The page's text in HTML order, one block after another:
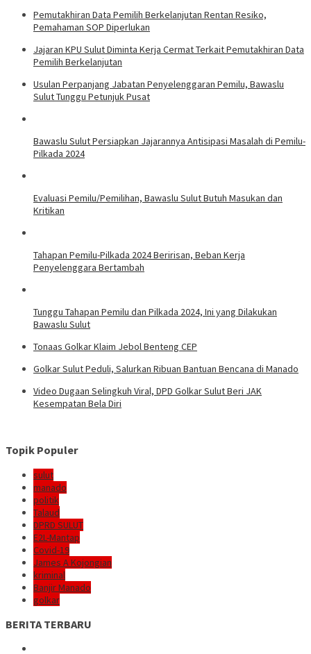
Pemutakhiran Data Pemilih Berkelanjutan Rentan Resiko,
Pemahaman SOP Diperlukan
Jajaran KPU Sulut Diminta Kerja Cermat Terkait Pemutakhiran Data
Pemilih Berkelanjutan
Usulan Perpanjang Jabatan Penyelenggaran Pemilu, Bawaslu
Sulut Tunggu Petunjuk Pusat
Bawaslu Sulut Persiapkan Jajarannya Antisipasi Masalah di Pemilu-
Pilkada 2024
Evaluasi Pemilu/Pemilihan, Bawaslu Sulut Butuh Masukan dan
Kritikan
Tahapan Pemilu-Pilkada 2024 Beririsan, Beban Kerja
Penyelenggara Bertambah
Tunggu Tahapan Pemilu dan Pilkada 2024, Ini yang Dilakukan
Bawaslu Sulut
Tonaas Golkar Klaim Jebol Benteng CEP
Golkar Sulut Peduli, Salurkan Ribuan Bantuan Bencana di Manado
Video Dugaan Selingkuh Viral, DPD Golkar Sulut Beri JAK
Kesempatan Bela Diri
Topik Populer
sulut
manado
politik
Talaud
DPRD SULUT
E2L-Mantap
Covid-19
James A Kojongian
kriminal
Banjir Manado
golkar
BERITA TERBARU